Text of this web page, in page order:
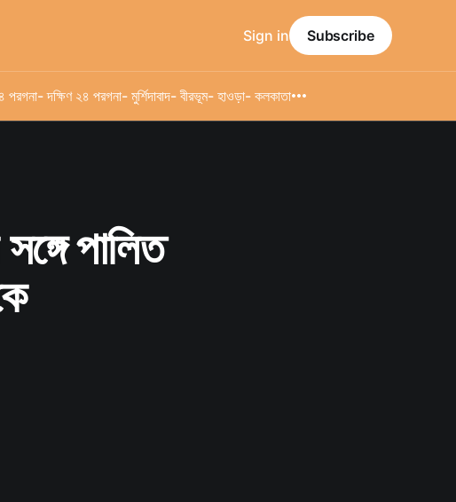
পরগনা- দক্ষিণ ২৪ পরগনা- মুর্শিদাবাদ- বীরভূম- হাওড়া- কলকাতা
Sign in Subscribe
পালিত